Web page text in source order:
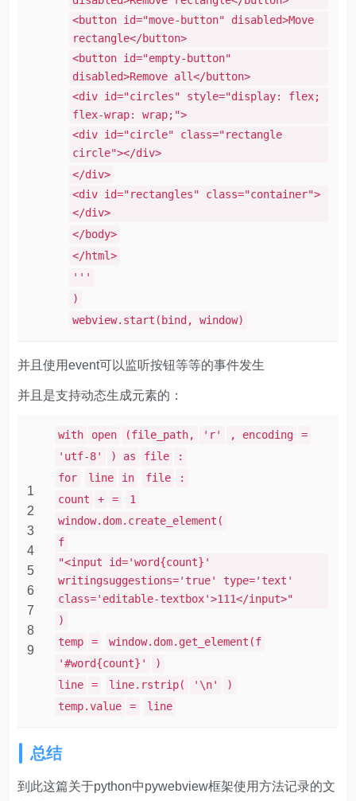
<button id="move-button" disabled>Move
rectangle</button>
<button id="empty-button"
disabled>Remove all</button>
<div id="circles" style="display: flex;
flex-wrap: wrap;">
<div id="circle" class="rectangle
circle"></div>
</div>
<div id="rectangles" class="container">
</div>
</body>
</html>
'''
)
webview.start(bind, window)
并且使用event可以监听按钮等等的事件发生
并且是支持动态生成元素的：
1
2
3
4
5
6
7
8
9
with open (file_path, 'r' , encoding
=
'utf-8'
) as file
:
for
line in file
:
count
+ =
1
window.dom.create_element(
f
"<input id='word{count}'
writingsuggestions='true' type='text'
class='editable-textbox'>111</input>"
)
temp
=
window.dom.get_element(f
'#word{count}'
)
line
= line.rstrip( '\n'
)
temp.value
= line
总结
到此这篇关于python中pywebview框架使用方法记录的文